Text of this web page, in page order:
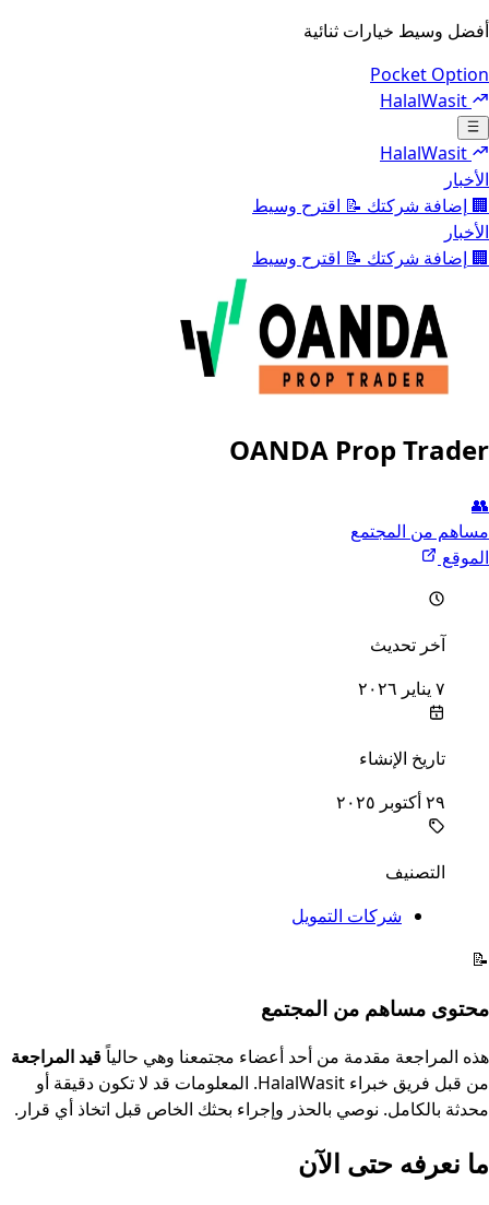
أفضل وسيط خيارات ثنائية
Pocket Option
HalalWasit
Toggle navigation menu
HalalWasit
الأخبار
🏢 إضافة شركتك 📝 اقترح وسيط
الأخبار
🏢 إضافة شركتك 📝 اقترح وسيط
OANDA Prop Trader
👥
مساهم من المجتمع
الموقع
آخر تحديث
آخر تحديث
٧ يناير ٢٠٢٦
تاريخ الإنشاء
تاريخ الإنشاء
٢٩ أكتوبر ٢٠٢٥
التصنيف
التصنيف
شركات التمويل
📝
محتوى مساهم من المجتمع
هذه المراجعة مقدمة من أحد أعضاء مجتمعنا وهي حالياًقيد المراجعة
من قبل فريق خبراء HalalWasit. المعلومات قد لا تكون دقيقة أو
محدثة بالكامل. نوصي بالحذر وإجراء بحثك الخاص قبل اتخاذ أي قرار.
ما نعرفه حتى الآن